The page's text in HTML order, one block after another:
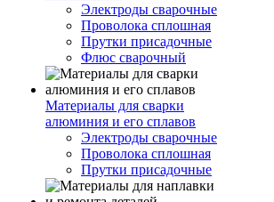
Электроды сварочные
Проволока сплошная
Прутки присадочные
Флюс сварочный
Материалы для сварки
алюминия и его сплавов
Электроды сварочные
Проволока сплошная
Прутки присадочные